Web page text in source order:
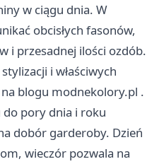
w ciągu dnia. W
obcisłych fasonów,
i przesadnej ilości ozdób.
i właściwych
blogu modnekolory.pl .
do pory dnia i roku
dobór garderoby. Dzień
wieczór pozwala na